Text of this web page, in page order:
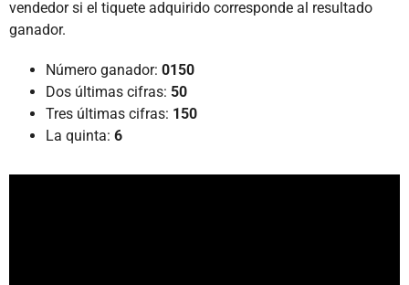
vendedor si el tiquete adquirido corresponde al resultado
ganador.
Número ganador: 0150
Dos últimas cifras: 50
Tres últimas cifras: 150
La quinta: 6